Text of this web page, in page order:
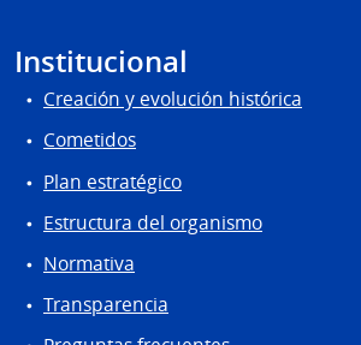
Institucional
Creación y evolución histórica
Cometidos
Plan estratégico
Estructura del organismo
Normativa
Transparencia